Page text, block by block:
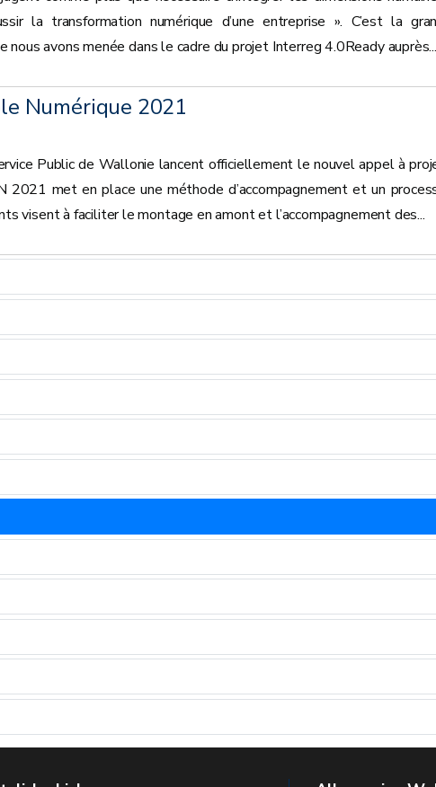
la transformation numérique d’une entreprise ». C’est la
nous avons menée dans le cadre du projet Interreg 4.0Ready auprès...
Numérique 2021
Public de Wallonie lancent officiellement le nouvel appel à
2021 met en place une méthode d’accompagnement et un
visent à faciliter le montage en amont et l’accompagnement des...